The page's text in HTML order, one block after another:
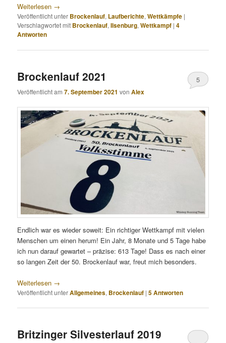
Weiterlesen →
Veröffentlicht unter Brockenlauf, Laufberichte,Wettkämpfe |
Verschlagwortet mit Brockenlauf,Ilsenburg,Wettkampf |4
Antworten
Brockenlauf 2021
Veröffentlicht am7. September 2021 vonAlex
5
Endlich war es wieder soweit: Ein richtiger Wettkampf mit vielen
Menschen um einen herum! Ein Jahr, 8 Monate und 5 Tage habe
ich nun darauf gewartet – präzise: 613 Tage! Dass es nach einer
so langen Zeit der 50. Brockenlauf war, freut mich besonders.
Weiterlesen →
Veröffentlicht unterAllgemeines, Brockenlauf |5Antworten
Britzinger Silvesterlauf 2019